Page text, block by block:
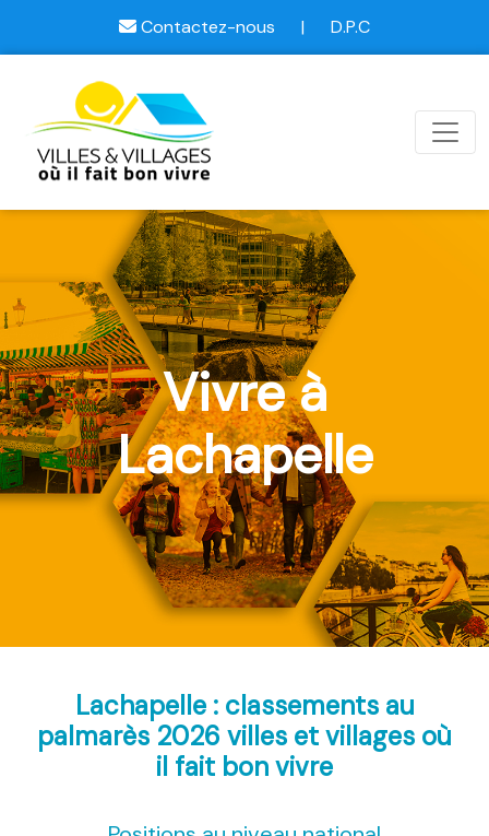
Contactez-nous | D.P.C
Vivre à
Lachapelle
Lachapelle : classements au
palmarès 2026 villes et villages où
il fait bon vivre